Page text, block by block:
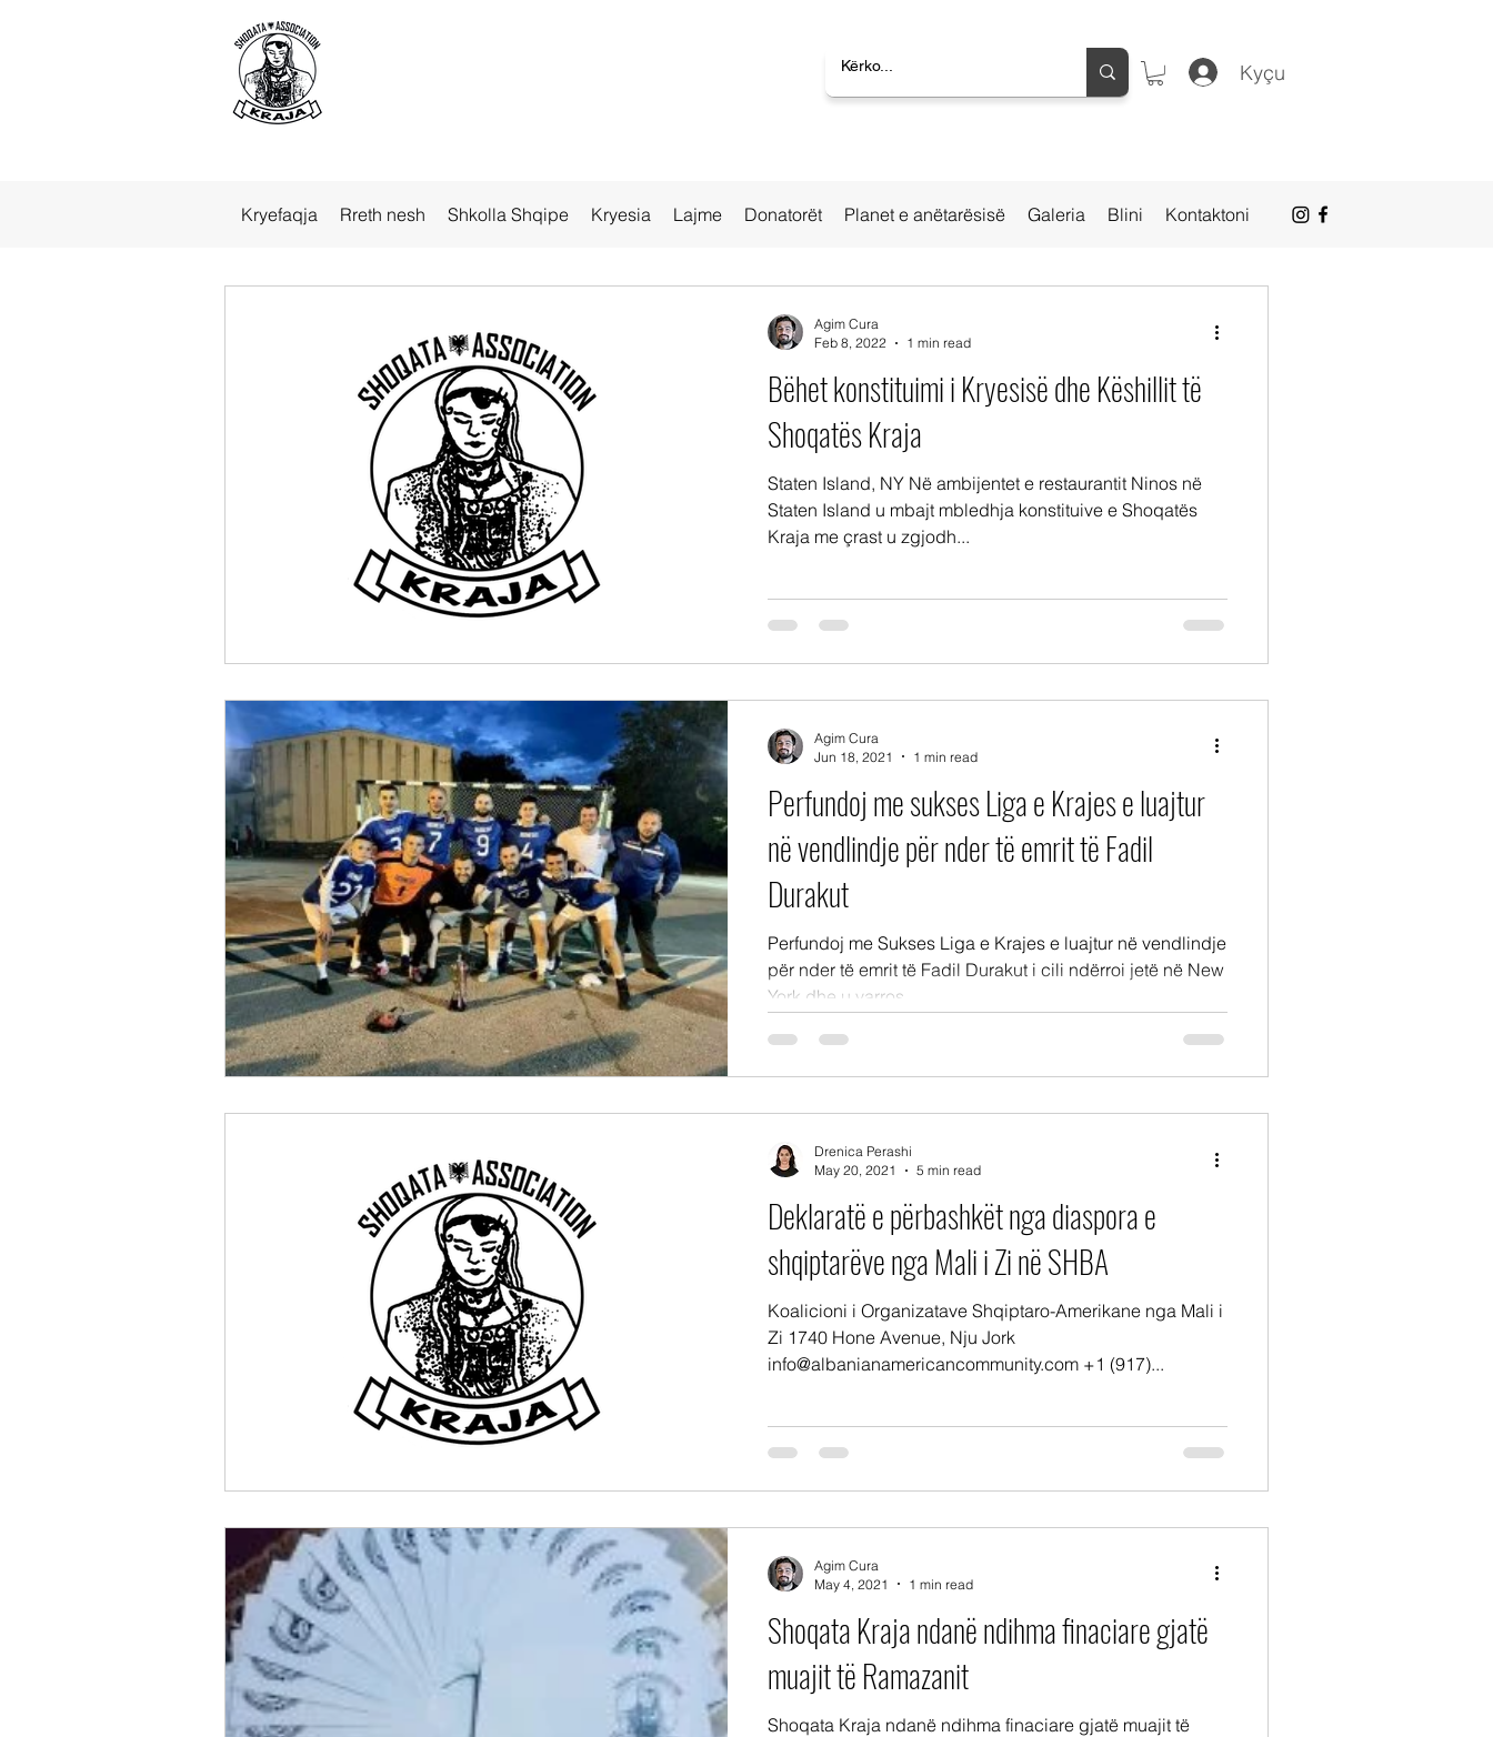
Kyçu
Kryefaqja Rreth nesh Shkolla Shqipe Kryesia Lajme Donatorët Planet e anëtarësisë Galeria Blini Kontaktoni
Bëhet konstituimi i Kryesisë dhe Këshillit të
Shoqatës Kraja
Staten Island, NY Në ambijentet e restaurantit Ninos në
Staten Island u mbajt mbledhja konstituive e Shoqatës
Kraja me çrast u zgjodh...
Agim Cura
Feb 8, 2022
1 min read
Perfundoj me sukses Liga e Krajes e luajtur
në vendlindje për nder të emrit të Fadil
Durakut
Perfundoj me Sukses Liga e Krajes e luajtur në vendlindje
për nder të emrit të Fadil Durakut i cili ndërroi jetë në New
York dhe u varros...
Agim Cura
Jun 18, 2021
1 min read
Deklaratë e përbashkët nga diaspora e
shqiptarëve nga Mali i Zi në SHBA
Koalicioni i Organizatave Shqiptaro-Amerikane nga Mali i
Zi 1740 Hone Avenue, Nju Jork
info@albanianamericancommunity.com +1 (917)...
Drenica Perashi
May 20, 2021
5 min read
Shoqata Kraja ndanë ndihma finaciare gjatë
muajit të Ramazanit
Shoqata Kraja ndanë ndihma finaciare gjatë muajit të
Agim Cura
May 4, 2021
1 min read